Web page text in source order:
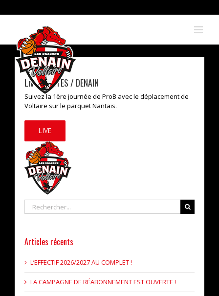
to
Live : NANTES / DENAIN
Suivez la 1ère journée de ProB avec le déplacement de
Voltaire sur le parquet Nantais.
LIVE
Rechercher
Articles récents
L’EFFECTIF 2026/2027 AU COMPLET !
LA CAMPAGNE DE RÉABONNEMENT EST OUVERTE !